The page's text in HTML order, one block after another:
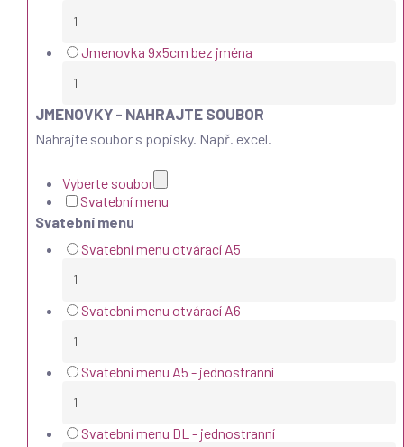
Jmenovka 9x5cm bez jména
JMENOVKY - NAHRAJTE SOUBOR
Nahrajte soubor s popisky. Např. excel.
Vyberte soubor
Svatební menu
Svatební menu
Svatební menu otvárací A5
Svatební menu otvárací A6
Svatební menu A5 - jednostranní
Svatební menu DL - jednostranní